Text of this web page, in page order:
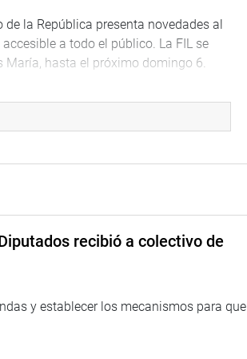
la República presenta novedades al
a todo el público. La FIL se
María, hasta el próximo domingo 6.
y obra de Juan Santos Chocano»
Cabello de Carbonera. Artículos
de la República y la
Castro y, finalmente,
Samuel Rivera. (JSR)
recibió a colectivo de
y establecer los mecanismos para que